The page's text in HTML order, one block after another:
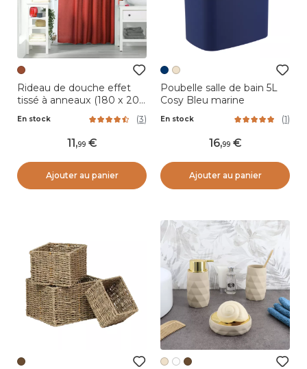
Rideau de douche effet
tissé à anneaux (180 x 200
En stock (3)
11,99
Ajouter au panier
Poubelle salle de bain 5L
Cosy Bleu marine
En stock (1)
16,99
Ajouter au panier